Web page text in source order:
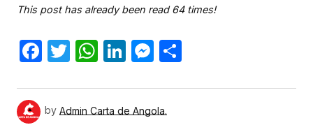
This post has already been read 64 times!
Facebook
Twitter
WhatsApp
LinkedIn
Messenger
by Admin Carta de Angola.